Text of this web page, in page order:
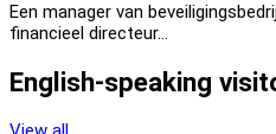
Een manager van
financieel directeur…
English-speaking